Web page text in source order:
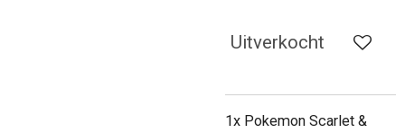
Uitverkocht
1x Pokemon Scarlet &